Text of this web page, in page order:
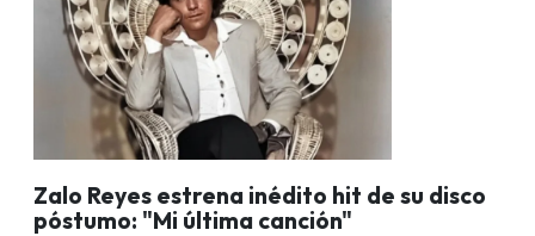
Zalo Reyes estrena inédito hit de su disco
póstumo: "Mi última canción"